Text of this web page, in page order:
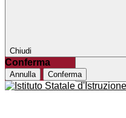
Chiudi
Conferma
Annulla Conferma